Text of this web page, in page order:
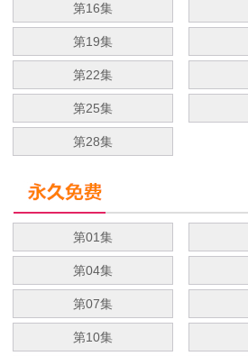
第16集
第19集
第22集
第25集
第28集
第01集
第04集
第07集
第10集